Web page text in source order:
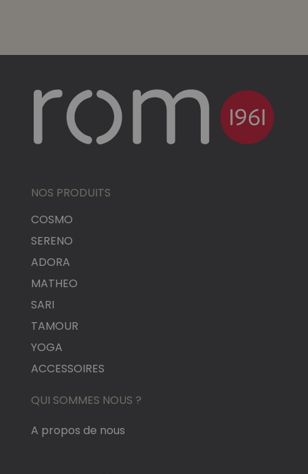
NOS PRODUITS
COSMO
SERENO
ADORA
MATHEO
SARI
TAMOUR
YOGA
ACCESSOIRES
QUI SOMMES NOUS ?
A propos de nous